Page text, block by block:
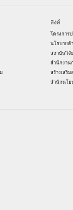
ลิงค์
โครงการ
นโยบายด้
สถาบันวิจั
สำนักงาน
สร้างเสริ
สำนักนโย